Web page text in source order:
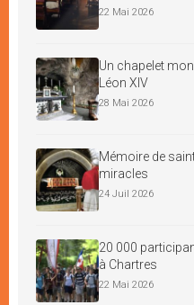
22 Mai 2026
Un chapelet
Léon XIV
28 Mai 2026
Mémoire de
miracles
24 Juil 2026
20 000
à Chartres
22 Mai 2026